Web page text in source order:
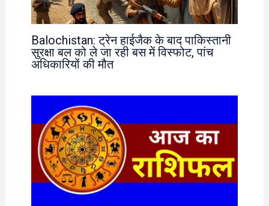
Balochistan: ट्रेन हाईजैक के बाद पाकिस्तानी
सुरक्षा बल को ले जा रही बस में विस्फोट, पांच
अधिकारियों की मौत